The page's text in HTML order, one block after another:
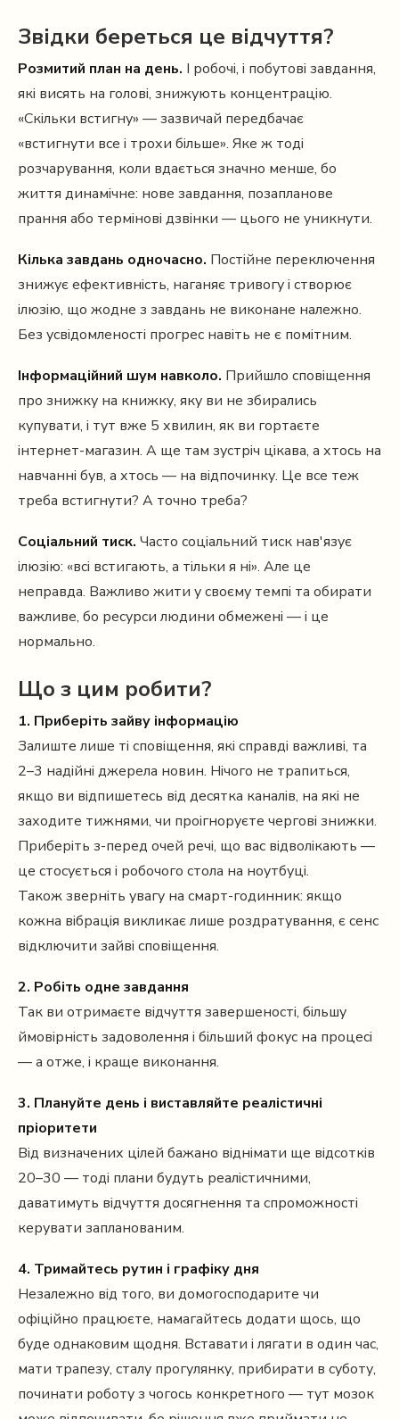
Звідки береться це відчуття?
Розмитий план на день. І робочі, і побутові завдання,
які висять на голові, знижують концентрацію.
«Скільки встигну» — зазвичай передбачає
«встигнути все і трохи більше». Яке ж тоді
розчарування, коли вдається значно менше, бо
життя динамічне: нове завдання, позапланове
прання або термінові дзвінки — цього не уникнути.
Кілька завдань одночасно. Постійне переключення
знижує ефективність, наганяє тривогу і створює
ілюзію, що жодне з завдань не виконане належно.
Без усвідомленості прогрес навіть не є помітним.
Інформаційний шум навколо. Прийшло сповіщення
про знижку на книжку, яку ви не збирались
купувати, і тут вже 5 хвилин, як ви гортаєте
інтернет-магазин. А ще там зустріч цікава, а хтось на
навчанні був, а хтось — на відпочинку. Це все теж
треба встигнути? А точно треба?
Соціальний тиск. Часто соціальний тиск нав'язує
ілюзію: «всі встигають, а тільки я ні». Але це
неправда. Важливо жити у своєму темпі та обирати
важливе, бо ресурси людини обмежені — і це
нормально.
Що з цим робити?
1. Приберіть зайву інформацію
Залиште лише ті сповіщення, які справді важливі, та
2–3 надійні джерела новин. Нічого не трапиться,
якщо ви відпишетесь від десятка каналів, на які не
заходите тижнями, чи проігноруєте чергові знижки.
Приберіть з-перед очей речі, що вас відволікають —
це стосується і робочого стола на ноутбуці.
Також зверніть увагу на смарт-годинник: якщо
кожна вібрація викликає лише роздратування, є сенс
відключити зайві сповіщення.
2. Робіть одне завдання
Так ви отримаєте відчуття завершеності, більшу
ймовірність задоволення і більший фокус на процесі
— а отже, і краще виконання.
3. Плануйте день і виставляйте реалістичні
пріоритети
Від визначених цілей бажано віднімати ще відсотків
20–30 — тоді плани будуть реалістичними,
даватимуть відчуття досягнення та спроможності
керувати запланованим.
4. Тримайтесь рутин і графіку дня
Незалежно від того, ви домогосподарите чи
офіційно працюєте, намагайтесь додати щось, що
буде однаковим щодня. Вставати і лягати в один час,
мати трапезу, сталу прогулянку, прибирати в суботу,
починати роботу з чогось конкретного — тут мозок